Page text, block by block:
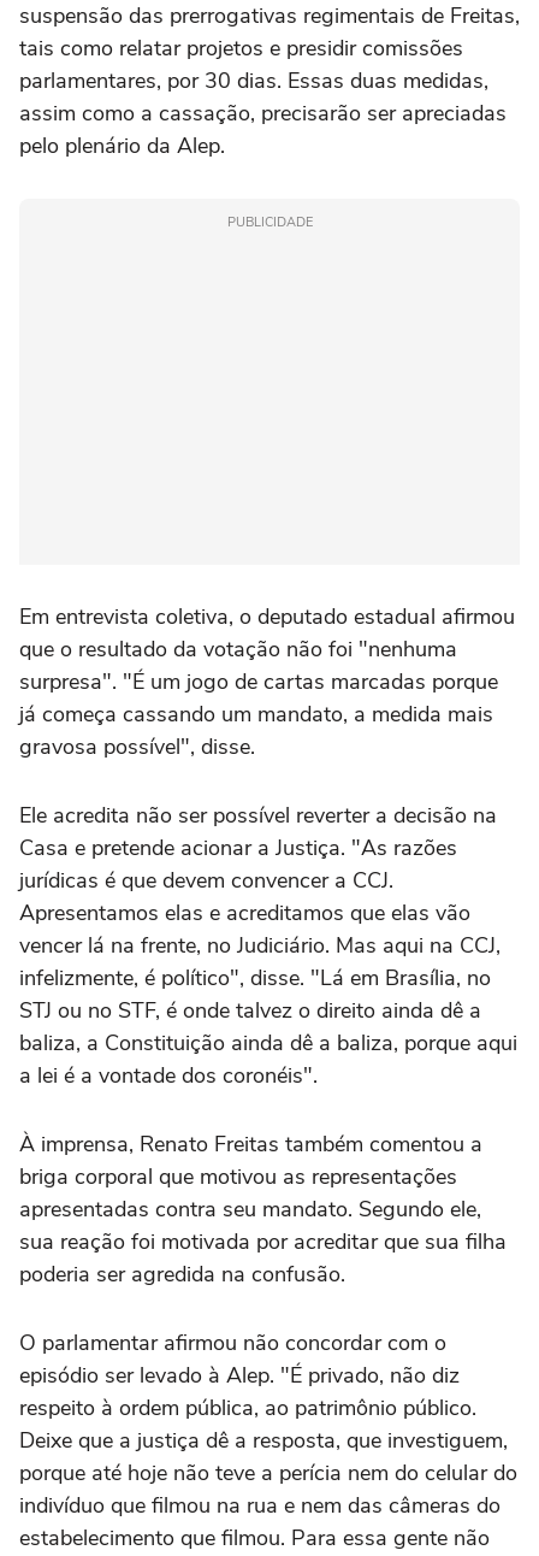
suspensão das prerrogativas regimentais de Freitas,
tais como relatar projetos e presidir comissões
parlamentares, por 30 dias. Essas duas medidas,
assim como a cassação, precisarão ser apreciadas
pelo plenário da Alep.
PUBLICIDADE
Em entrevista coletiva, o deputado estadual afirmou
que o resultado da votação não foi "nenhuma
surpresa". "É um jogo de cartas marcadas porque
já começa cassando um mandato, a medida mais
gravosa possível", disse.
Ele acredita não ser possível reverter a decisão na
Casa e pretende acionar a Justiça. "As razões
jurídicas é que devem convencer a CCJ.
Apresentamos elas e acreditamos que elas vão
vencer lá na frente, no Judiciário. Mas aqui na CCJ,
infelizmente, é político", disse. "Lá em Brasília, no
STJ ou no STF, é onde talvez o direito ainda dê a
baliza, a Constituição ainda dê a baliza, porque aqui
a lei é a vontade dos coronéis".
À imprensa, Renato Freitas também comentou a
briga corporal que motivou as representações
apresentadas contra seu mandato. Segundo ele,
sua reação foi motivada por acreditar que sua filha
poderia ser agredida na confusão.
O parlamentar afirmou não concordar com o
episódio ser levado à Alep. "É privado, não diz
respeito à ordem pública, ao patrimônio público.
Deixe que a justiça dê a resposta, que investiguem,
porque até hoje não teve a perícia nem do celular do
indivíduo que filmou na rua e nem das câmeras do
estabelecimento que filmou. Para essa gente não